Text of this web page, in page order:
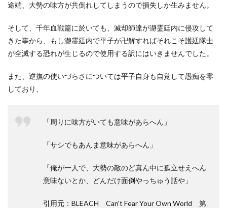
途端、大勢の味方が共倒れしてしまうので損失しか生みません。
そして、千年血戦篇に於いても、滅却師達が瀞霊廷内に侵攻して
きた事から、もし瀞霊廷内で平子が卍解すればそれこそ護廷隊士
が全滅する恐れが生じるので使用する訳にはいきませんでした。
また、逆撫の使いづらさについては平子自身も自覚して愚痴を零
しており、
「周りに味方がいても意味があらへん」
「サシでもあんま意味があらへん」
「俺が一人で、大勢の敵のど真ん中に孤立せえへん
意味ないとか、どんだけ面倒やっちゅう話や」
引用元：BLEACH Can't Fear Your Own World 第